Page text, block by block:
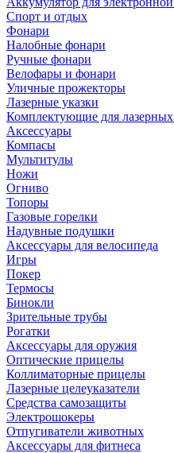
Спорт и отдых
Фонари
Налобные фонари
Ручные фонари
Велофары и фонари
Уличные прожекторы
Лазерные указки
Комплектующие для лазерных
Аксессуары
Компасы
Мультитулы
Ножи
Огниво
Топоры
Газовые горелки
Надувные подушки
Аксессуары для велосипеда
Игры
Покер
Термосы
Бинокли
Зрительные трубы
Рогатки
Аксессуары для оружия
Оптические прицелы
Коллиматорные прицелы
Лазерные целеуказатели
Средства самозащиты
Электрошокеры
Отпугиватели животных
Аксессуары для фитнеса